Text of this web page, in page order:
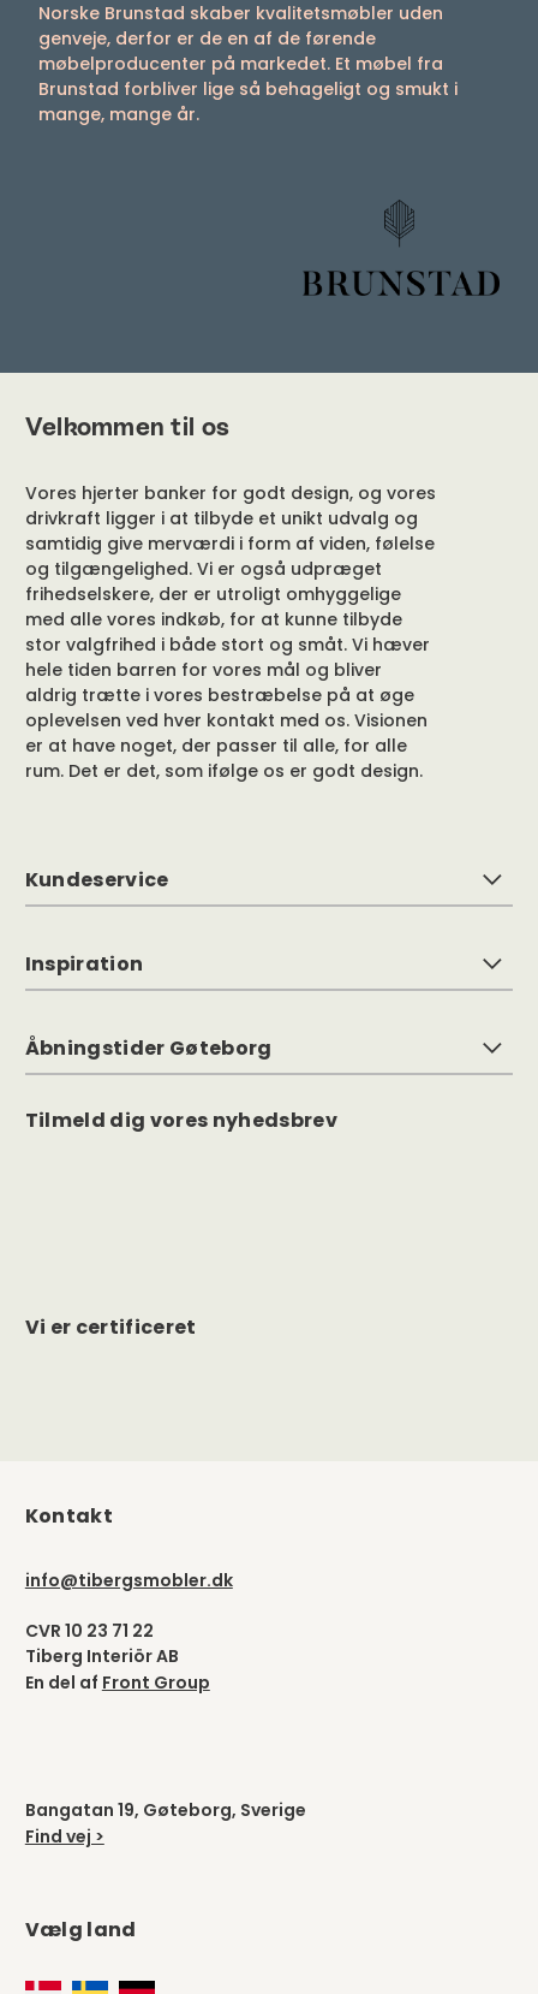
Norske Brunstad skaber kvalitetsmøbler uden
genveje, derfor er de en af de førende
møbelproducenter på markedet. Et møbel fra
Brunstad forbliver lige så behageligt og smukt i
mange, mange år.
Velkommen til os
Vores hjerter banker for godt design, og vores
drivkraft ligger i at tilbyde et unikt udvalg og
samtidig give merværdi i form af viden, følelse
og tilgængelighed. Vi er også udpræget
frihedselskere, der er utroligt omhyggelige
med alle vores indkøb, for at kunne tilbyde
stor valgfrihed i både stort og småt. Vi hæver
hele tiden barren for vores mål og bliver
aldrig trætte i vores bestræbelse på at øge
oplevelsen ved hver kontakt med os. Visionen
er at have noget, der passer til alle, for alle
rum. Det er det, som ifølge os er godt design.
Kundeservice
Inspiration
Åbningstider Gøteborg
Tilmeld dig vores nyhedsbrev
Vi er certificeret
Kontakt
info@tibergsmobler.dk
CVR 10 23 71 22
Tiberg Interiör AB
En del af Front Group
Bangatan 19, Gøteborg, Sverige
Find vej >
Vælg land